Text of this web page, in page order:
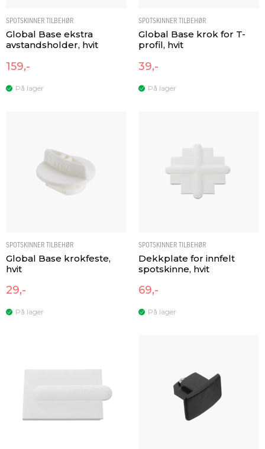
SPOTSKINNER TILBEHØR
Global Base ekstra
avstandsholder, hvit
159,-
På lager
SPOTSKINNER TILBEHØR
Global Base krok for T-
profil, hvit
39,-
På lager
SPOTSKINNER TILBEHØR
Global Base krokfeste,
hvit
29,-
På lager
SPOTSKINNER TILBEHØR
Dekkplate for innfelt
spotskinne, hvit
69,-
På lager